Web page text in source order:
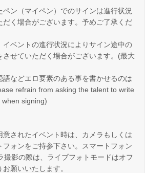
ペン（マイペン）でのサインは進行状況
だく場合がございます。予めご了承くだ
イベントの進行状況によりサイン途中の
せていただく場合がございます。(最大
語などエロ要素のある事を書かせるのは
refrain from asking the talent to write
signing)
意されたイベント時は、カメラもしくは
フォンをご持参下さい。スマートフォン
撮影の際は、ライブフォトモードはオフ
願いいたします。